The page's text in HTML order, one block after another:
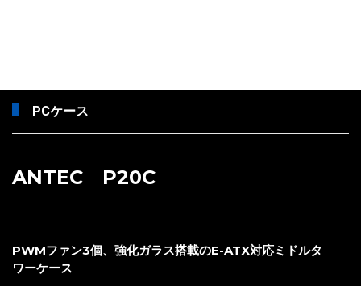
PCケース
ANTEC P20C
PWMファン3個、強化ガラス搭載のE-ATX対応ミドルタ
ワーケース